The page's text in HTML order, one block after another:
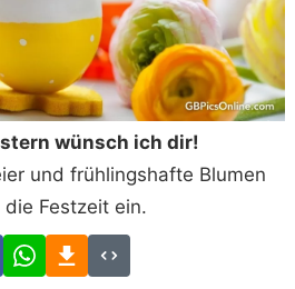
wünsch ich dir!
und frühlingshafte Blumen
die Festzeit ein.